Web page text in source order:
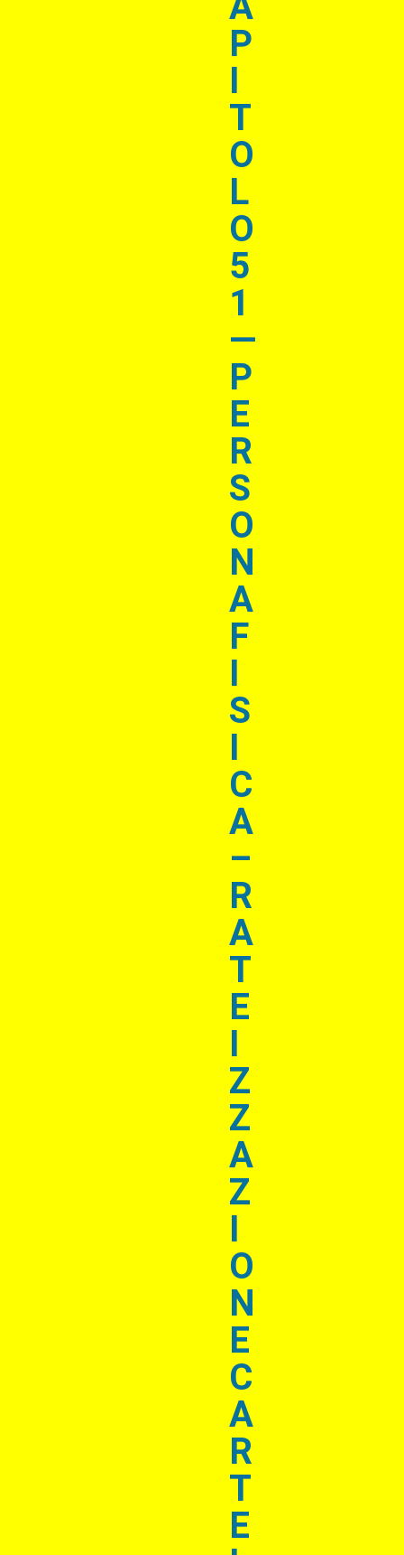
P
I
T
O
L
O
5
1
—
P
E
R
S
O
N
A
F
I
S
I
C
A
–
R
A
T
E
I
Z
Z
A
Z
I
O
N
E
C
A
R
T
E